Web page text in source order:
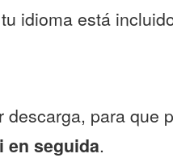
idioma está
descarga, para que
en seguida.